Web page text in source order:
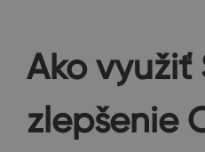
Ako využiť
zlepšenie